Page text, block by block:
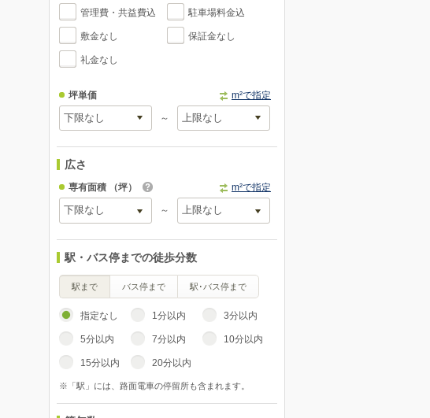
管理費・共益費込 駐車場料金込
敷金なし 保証金なし
礼金なし
坪単価 m²で指定
～
広さ
専有面積 （坪） m²で指定
～
駅・バス停までの徒歩分数
駅まで バス停まで 駅･バス停まで
指定なし 1分以内 3分以内
5分以内 7分以内 10分以内
15分以内 20分以内
※「駅」には、路面電車の停留所も含まれます。